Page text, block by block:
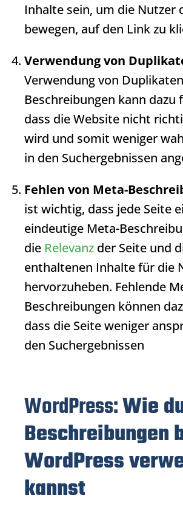
Inhalte sein, um die Nutzer
bewegen, auf den Link zu
Verwendung von
Verwendung von
Beschreibungen kann dazu
dass die Website nicht
wird und somit weniger
in den Suchergebnissen
Fehlen von Meta-
ist wichtig, dass jede Seite
eindeutige Meta-
die Relevanz der Seite und
enthaltenen Inhalte für die
hervorzuheben. Fehlende
Beschreibungen können
dass die Seite weniger
den Suchergebnissen
WordPress:Wie
Beschreibungen
WordPress
kannst